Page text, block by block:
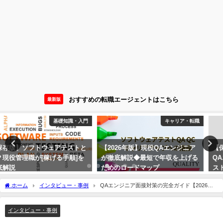
最新版 おすすめの転職エージェントはこちら
キャリア・転職
【2026年版】現役QAエンジニア
が徹底解説◆最短で年収を上げる
ためのロードマップ
基礎知識・入門
【保存版】《レベル別徹底解説》
QAエンジニア・ソフトウェアテ
スト用語集【完全版】
ホーム インタビュー・事例
QAエンジニア面接対策の完全ガイド【2026年
版】頻出質問100選・回答例・逆質問リスト
インタビュー・事例